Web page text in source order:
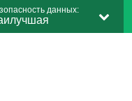
данных: